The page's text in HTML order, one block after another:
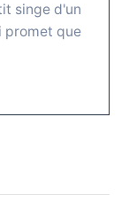
singe d'un
promet que